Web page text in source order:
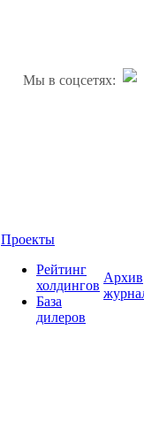
Мы в соцсетях:
Проекты
Рейтинг
холдингов
База
дилеров
Архив